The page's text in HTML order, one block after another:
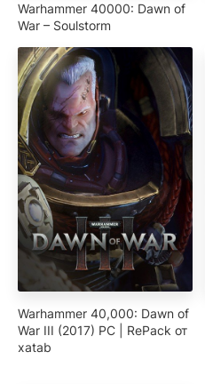
Warhammer 40000: Dawn of
War – Soulstorm
Warhammer 40,000: Dawn of
War III (2017) PC | RePack от
xatab